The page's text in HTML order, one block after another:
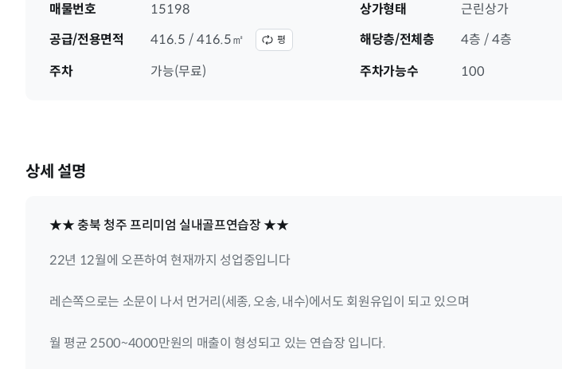
매물번호 15198 상가형태
근린상가
공급/전용면적
416.5 / 416.5㎡ 평 해당층/전체층
4층 / 4층
주차
가능(무료) 주차가능수 100
상세 설명
★★ 충북 청주 프리미엄 실내골프연습장 ★★
22년 12월에 오픈하여 현재까지 성업중입니다
레슨쪽으로는 소문이 나서 먼거리(세종, 오송, 내수)에서도 회원유입이 되고 있으며
월 평균 2500~4000만원의 매출이 형성되고 있는 연습장 입니다.